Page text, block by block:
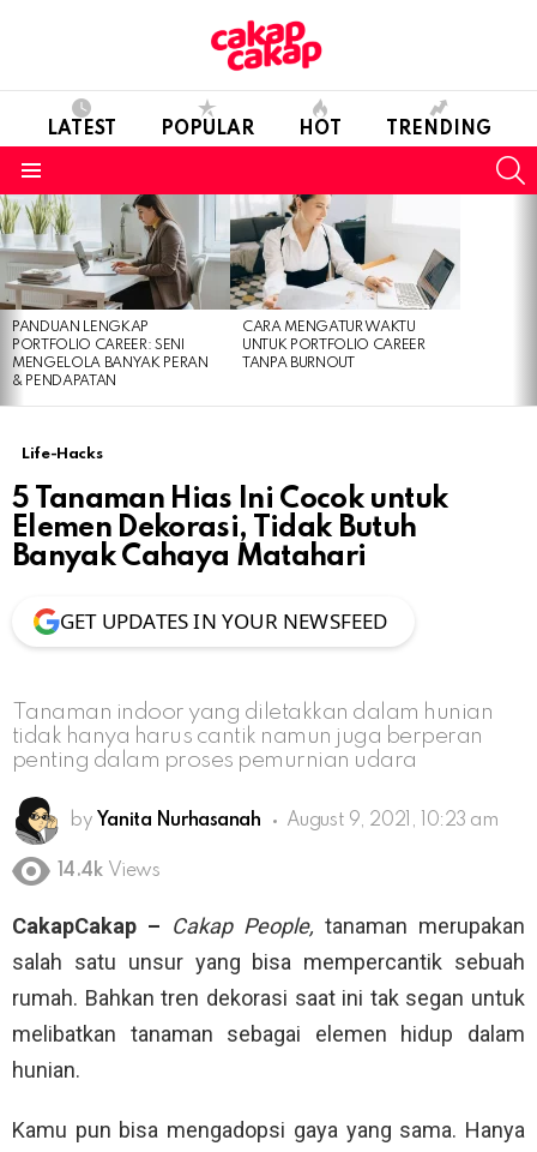
LATEST POPULAR HOT TRENDING
LATEST
STORIES
PANDUAN LENGKAP
PORTFOLIO CAREER: SENI
MENGELOLA BANYAK PERAN
& PENDAPATAN
CARA MENGATUR WAKTU
UNTUK PORTFOLIO CAREER
TANPA BURNOUT
Life-Hacks
5 Tanaman Hias Ini Cocok untuk
Elemen Dekorasi, Tidak Butuh
Banyak Cahaya Matahari
GET UPDATES IN YOUR NEWSFEED
Tanaman indoor yang diletakkan dalam hunian
tidak hanya harus cantik namun juga berperan
penting dalam proses pemurnian udara
by Yanita Nurhasanah August 9, 2021, 10:23 am
14.4k Views
CakapCakap – Cakap People, tanaman merupakan
salah satu unsur yang bisa mempercantik sebuah
rumah. Bahkan tren dekorasi saat ini tak segan untuk
melibatkan tanaman sebagai elemen hidup dalam
hunian.
Kamu pun bisa mengadopsi gaya yang sama. Hanya